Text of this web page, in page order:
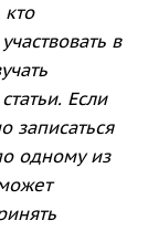
кто
в
Если
записаться
одному из